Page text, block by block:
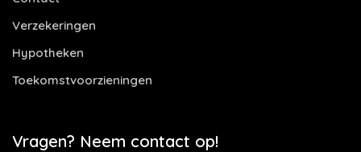
Verzekeringen
Hypotheken
Toekomstvoorzieningen
Vragen? Neem contact op!